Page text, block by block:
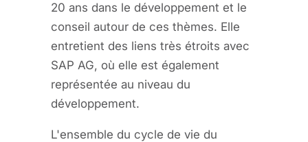
20 ans dans le développement et le
conseil autour de ces thèmes. Elle
entretient des liens très étroits avec
SAP AG, où elle est également
représentée au niveau du
développement.
L'ensemble du cycle de vie du